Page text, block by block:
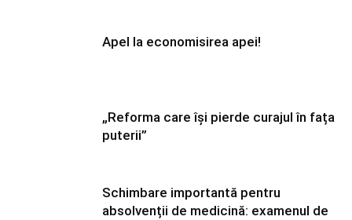
Apel la economisirea apei!
„Reforma care își pierde curajul în fața
puterii”
Schimbare importantă pentru
absolvenții de medicină: examenul de